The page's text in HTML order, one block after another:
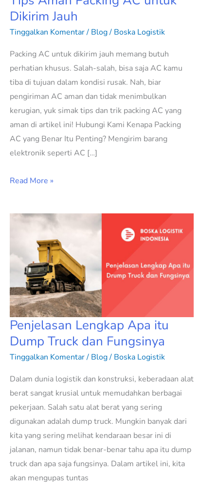
Dikirim Jauh
Tinggalkan Komentar/ Blog/ Boska Logistik
Packing AC untuk dikirim jauh memang butuh
perhatian khusus. Salah-salah, bisa saja AC kamu
tiba di tujuan dalam kondisi rusak. Nah, biar
pengiriman AC aman dan tidak menimbulkan
kerugian, yuk simak tips dan trik packing AC yang
aman di artikel ini! Hubungi Kami Kenapa Packing
AC yang Benar Itu Penting? Mengirim barang
elektronik seperti AC […]
Read More »
Penjelasan Lengkap Apa itu
Dump Truck dan Fungsinya
Tinggalkan Komentar/ Blog/ Boska Logistik
Dalam dunia logistik dan konstruksi, keberadaan alat
berat sangat krusial untuk memudahkan berbagai
pekerjaan. Salah satu alat berat yang sering
digunakan adalah dump truck. Mungkin banyak dari
kita yang sering melihat kendaraan besar ini di
jalanan, namun tidak benar-benar tahu apa itu dump
truck dan apa saja fungsinya. Dalam artikel ini, kita
akan mengupas tuntas
Penjelasan
Dump
Truck
dan
Fungsinya